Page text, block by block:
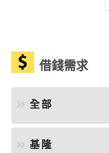
借錢需求
全部
基隆